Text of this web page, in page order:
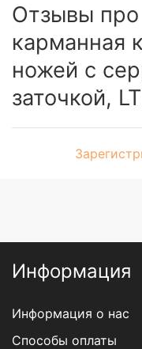
Отзывы про
карманная
ножей с
заточкой,
Информация
Информация о нас
Способы оплаты